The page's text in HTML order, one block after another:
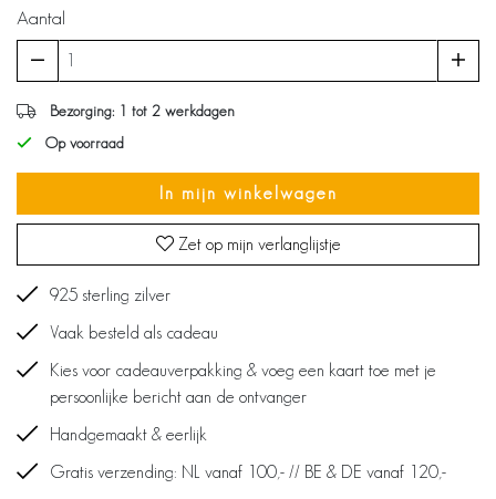
Aantal
Bezorging: 1 tot 2 werkdagen
Op voorraad
In mijn winkelwagen
Zet op mijn verlanglijstje
925 sterling zilver
Vaak besteld als cadeau
Kies voor cadeauverpakking & voeg een kaart toe met je
persoonlijke bericht aan de ontvanger
Handgemaakt & eerlijk
Gratis verzending: NL vanaf 100,- // BE & DE vanaf 120,-